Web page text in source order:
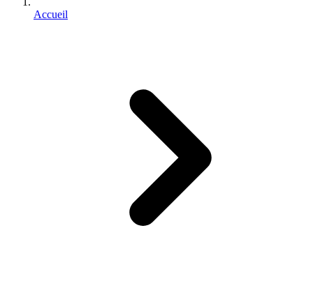
Accueil